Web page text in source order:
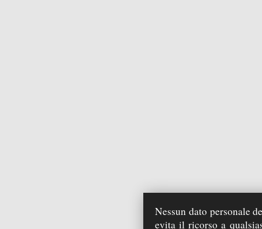
Nessun dato personale
evita il ricorso a